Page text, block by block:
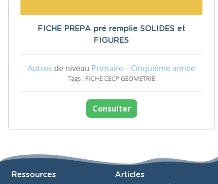
FICHE PREPA pré remplie SOLIDES et
FIGURES
Autres de niveau Primaire – Cinquième année
Tags : FICHE CECP GEOMETRIE
Consulter
Ressources Articles